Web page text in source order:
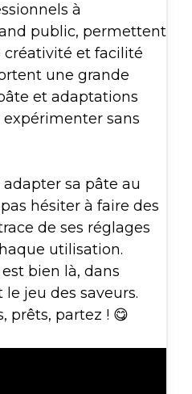
à
public, permettent
et facilité
une grande
et adaptations
sans
adapter sa pâte au
hésiter à faire des
de ses réglages
utilisation.
bien là, dans
le jeu des saveurs.
prêts, partez ! 😋